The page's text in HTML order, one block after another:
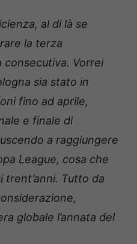
al di là se
la terza
consecutiva. Vorrei
sia stato in
fino ad aprile,
e finale di
a raggiungere
League, cosa che
trent’anni. Tutto da
globale l’annata del